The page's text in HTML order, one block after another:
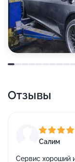
Отзывы
Салим
Сервис хороший